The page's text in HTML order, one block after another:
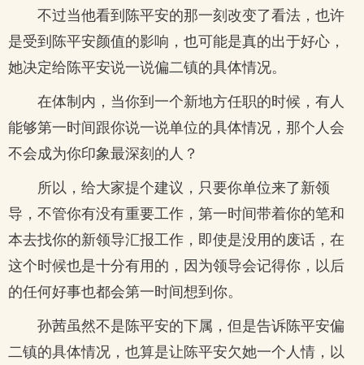
不过当他看到陈平安的那一刻改变了看法，也许
是受到陈平安颜值的影响，也可能是真的出于好心，
她决定给陈平安说一说偏二镇的具体情况。
在体制内，当你到一个新地方任职的时候，有人
能够第一时间跟你说一说单位的具体情况，那个人会
不会成为你印象最深刻的人？
所以，给大家提个建议，只要你单位来了新领
导，不管你有没有重要工作，第一时间带着你的笔和
本去找你的新领导汇报工作，即使是没用的废话，在
这个时候也是十分有用的，因为领导会记得你，以后
的任何好事也都会第一时间想到你。
孙茜虽然不是陈平安的下属，但是告诉陈平安偏
二镇的具体情况，也算是让陈平安欠她一个人情，以